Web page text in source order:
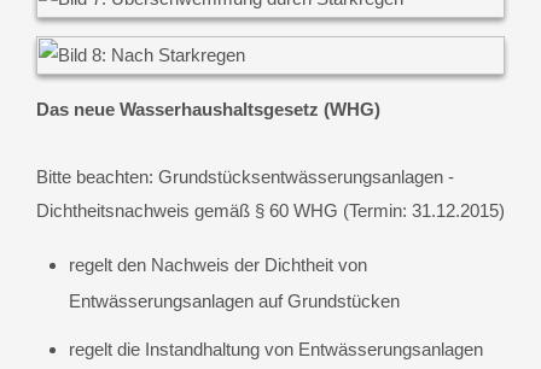
Das neue Wasserhaushaltsgesetz (WHG)
Bitte beachten: Grundstücksentwässerungsanlagen -
Dichtheitsnachweis gemäß § 60 WHG (Termin: 31.12.2015)
regelt den Nachweis der Dichtheit von
Entwässerungsanlagen auf Grundstücken
regelt die Instandhaltung von Entwässerungsanlagen